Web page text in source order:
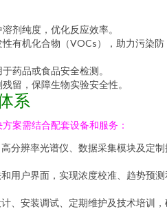
剂纯度，优化反应效率。
性有机化合物（VOCs），助力污染防
药品或食品安全检测。
留，保障生物实验安全性。
系
案需结合配套设备和服务：
高分辨率光谱仪、数据采集模块及定制
和用户界面，实现浓度校准、趋势预测
计、安装调试、定期维护及技术培训，